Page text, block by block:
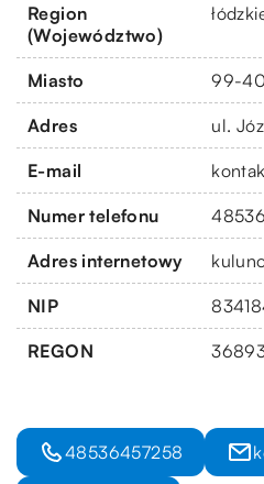
Region
(Województwo)
Miasto 99-
Adres ul.
E-mail
Numer telefonu
Adres internetowy
NIP
REGON
48536457258